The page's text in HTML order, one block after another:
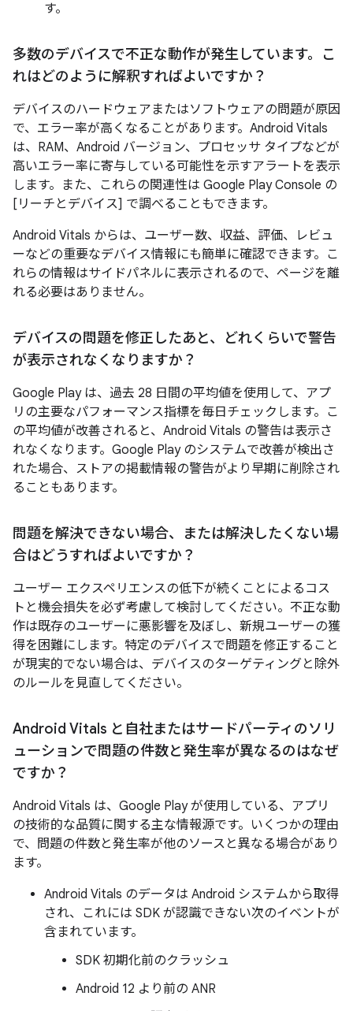
す。
多数のデバイスで不正な動作が発生しています。こ
れはどのように解釈すればよいですか？
デバイスのハードウェアまたはソフトウェアの問題が原因
で、エラー率が高くなることがあります。Android Vitals
は、RAM、Android バージョン、プロセッサ タイプなどが
高いエラー率に寄与している可能性を示すアラートを表示
します。また、これらの関連性は Google Play Console の
[リーチとデバイス] で調べることもできます。
Android Vitals からは、ユーザー数、収益、評価、レビュ
ーなどの重要なデバイス情報にも簡単に確認できます。こ
れらの情報はサイドパネルに表示されるので、ページを離
れる必要はありません。
デバイスの問題を修正したあと、どれくらいで警告
が表示されなくなりますか？
Google Play は、過去 28 日間の平均値を使用して、アプ
リの主要なパフォーマンス指標を毎日チェックします。こ
の平均値が改善されると、Android Vitals の警告は表示さ
れなくなります。Google Play のシステムで改善が検出さ
れた場合、ストアの掲載情報の警告がより早期に削除され
ることもあります。
問題を解決できない場合、または解決したくない場
合はどうすればよいですか？
ユーザー エクスペリエンスの低下が続くことによるコス
トと機会損失を必ず考慮して検討してください。不正な動
作は既存のユーザーに悪影響を及ぼし、新規ユーザーの獲
得を困難にします。特定のデバイスで問題を修正すること
が現実的でない場合は、デバイスのターゲティングと除外
のルールを見直してください。
Android Vitals と自社またはサードパーティのソリ
ューションで問題の件数と発生率が異なるのはなぜ
ですか？
Android Vitals は、Google Play が使用している、アプリ
の技術的な品質に関する主な情報源です。いくつかの理由
で、問題の件数と発生率が他のソースと異なる場合があり
ます。
Android Vitals のデータは Android システムから取得
され、これには SDK が認識できない次のイベントが
含まれています。
SDK 初期化前のクラッシュ
Android 12 より前の ANR